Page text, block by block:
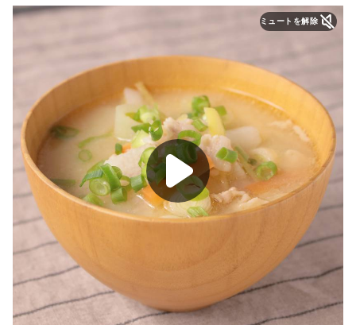
ミュートを解除